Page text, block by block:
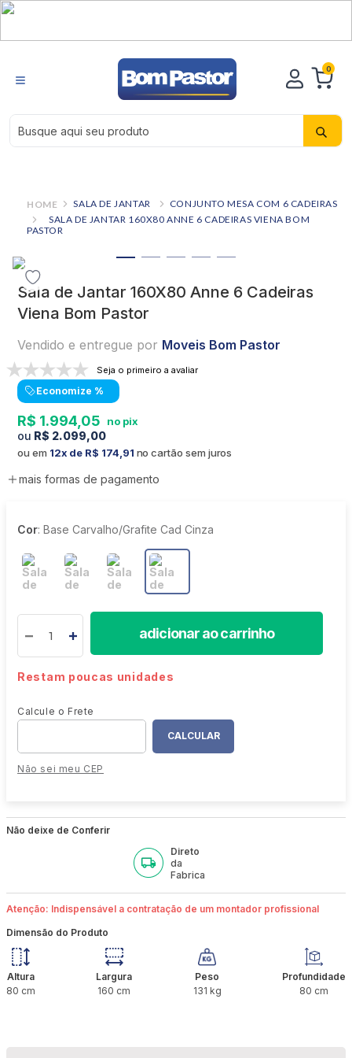
0
Busque aqui seu produto
SALA DE JANTAR
CONJUNTO MESA COM 6 CADEIRAS
SALA DE JANTAR 160X80 ANNE 6 CADEIRAS VIENA BOM
PASTOR
Sala de Jantar 160X80 Anne 6 Cadeiras
Viena Bom Pastor
Vendido e entregue por Moveis Bom Pastor
Seja o primeiro a avaliar
Economize %
R$ 1.994 05
R$ 2.099,00
ou em 12 R$ 174, 91 no cartão sem juros
mais formas de pagamento
Cor: Base Carvalho/Grafite Cad Cinza
adicionar ao carrinho
Restam poucas unidades
Não sei meu CEP
Não deixe de Conferir
Direto
da
Fabrica
Atenção: Indispensável a contratação de um montador profissional
Dimensão do Produto
Altura
80 cm
Largura
160 cm
Peso
131 kg
Profundidade
80 cm